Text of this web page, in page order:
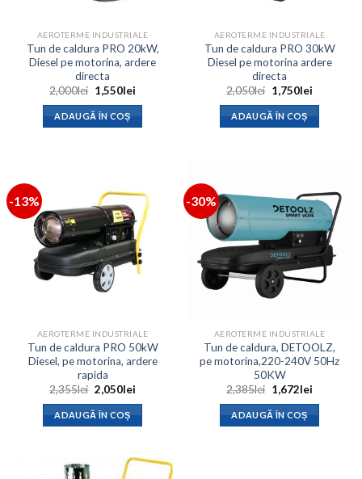
AEROTERME INDUSTRIALE
Tun de caldura PRO 20kW,
Diesel pe motorina, ardere
directa
2,000lei Prețul
inițial
a
fost:
2,000lei.
1,550leiPrețul
ADAUGĂ ÎN COȘ
AEROTERME INDUSTRIALE
Tun de caldura PRO 30kW
Diesel pe motorina ardere
directa
2,050lei Prețul
inițial
a
fost:
2,050lei.
1,750leiPrețul
ADAUGĂ ÎN COȘ
-13%
AEROTERME INDUSTRIALE
Tun de caldura PRO 50kW
Diesel, pe motorina, ardere
rapida
2,355lei Prețul
inițial
a
fost:
2,355lei.
2,050leiPrețul
ADAUGĂ ÎN COȘ
-30%
AEROTERME INDUSTRIALE
Tun de caldura, DETOOLZ,
pe motorina,220-240V 50Hz
50KW
2,385lei Prețul
inițial
a
fost:
2,385lei.
1,672leiPrețul
ADAUGĂ ÎN COȘ